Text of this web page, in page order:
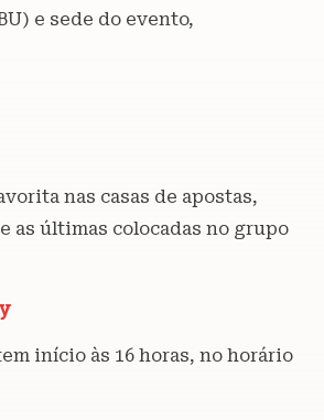
e sede do evento,
nas casas de apostas,
as últimas colocadas no grupo
início às 16 horas, no horário